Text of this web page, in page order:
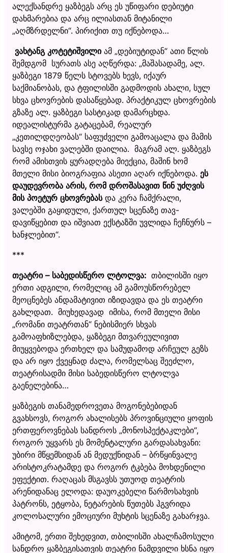
ალექსანდრე ყაზბეგს არც ეს უწიფარი დებიუტი
დახმარებია და არც ილიასთან მიტანილი
„აღმზრდელნი“. პირიქით თუ იქნებოდა…
ვახტანგ კოტეტიშვილიამ „დებიუტიდან“ ათი წლის
შემდგომ სურათს ასე აღწერდა: „მაშასადამე, ალ.
ყაზბეგი 1879 წელს სტოვებს ხევს, იქაურ
საქმიანობას, და ტფილისში გადმოდის ახალი, სულ
სხვა ცხოვრების დასაწყებად. პრაქტიკულ ცხოვრების
გზაზე ალ. ყაზბეგი სასტიკად დამარცხდა.
იდეალისტურმა გატაცებამ, რეალურ
„კეთილდღეობას“ საფუძველი გამოაცალა და მამის
სავსე ოჯახი ვალებში დაილია. მაგრამ ალ. ყაზბეგს
რომ ამისთვის ყურადღება მიექცია, მაშინ ხომ
მთელი მისი ბიოგრაფია ასეთი აღარ იქნებოდა. ეს
დაუდევრობა არის, რომ დროშასავით წინ უძღვის
მის პოეტურ ცხოვრებას და კერა ჩამქრალი,
ვალებში გაყიდული, ქართულ სცენაზე თავ-
დავიწყებით და იშვიათ ექსტაზში უვლიდა ჩეჩნურს –
ხანჯლებით“.
***
თეატრი – საბედისწერო ლტოლვა: თბილისში იყო
ერთი ადგილი, რომელიც ამ გამოუსწორებელ
მეოცნებეს ანდამატივით იზიდავდა და ეს თეატრი
გახლდათ. მიუხედავად იმისა, რომ მთელი მისი
„რომანი თეატრთან“ ნებისმიერ სხვას
გამოაფხიზლებდა, ყაზბეგი მთვარეულივით
მიუყვებოდა ერთხელ და სამუდამოდ არჩეულ გეზს
და არ იყო ქვეყნად ძალა, რომელსაც შეეძლო,
თეატრისადმი მისი საბედისწერო ლტოლვა
გაენელებინა…
ყაზბეგის თანამედროვეთა მოგონებებიდან
გვახსოვს, როგორ ახალისებს პროვინციული ყოფის
ერთფეროვნებას სანდროს „მონოსპექტაკლები“,
როგორ უყვარს ეს მომენტალური გარდასახვანი:
უბირი მწყემსიდან ან მედუქნიდან – ბრწყინვალე
არისტოკრატამდე და როგორ ტკბება მოხდენილი
ეფექტით. რაღაცას მსგავსს უთუოდ თეატრის
არენიდანაც ელოდა: დაუოკებელი წარმოსახვის
პატრონს, ეტყობა, ნეტარების წუთებს ჰგვრიდა
კოლოსალური ემოციური მუხტის სცენაზე გახარჯვა.
ამიტომ, ერთი შეხედვით, თბილისში ახალჩამოსული
სანდრო ყაზბეგისათვის თეატრი ნამდვილი ხსნა იყო